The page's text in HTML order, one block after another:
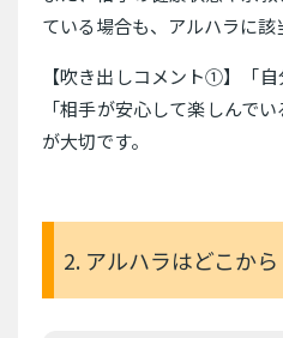
ている場合も、アルハラに該
【吹き出しコメント①】「自
「相手が安心して楽しんで
が大切です。
2. アルハラはどこか